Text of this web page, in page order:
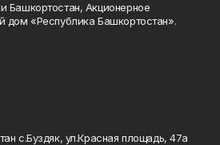
Башкортостан, Акционерное
дом «Республика Башкортостан».
с.Буздяк, ул.Красная площадь, 47а